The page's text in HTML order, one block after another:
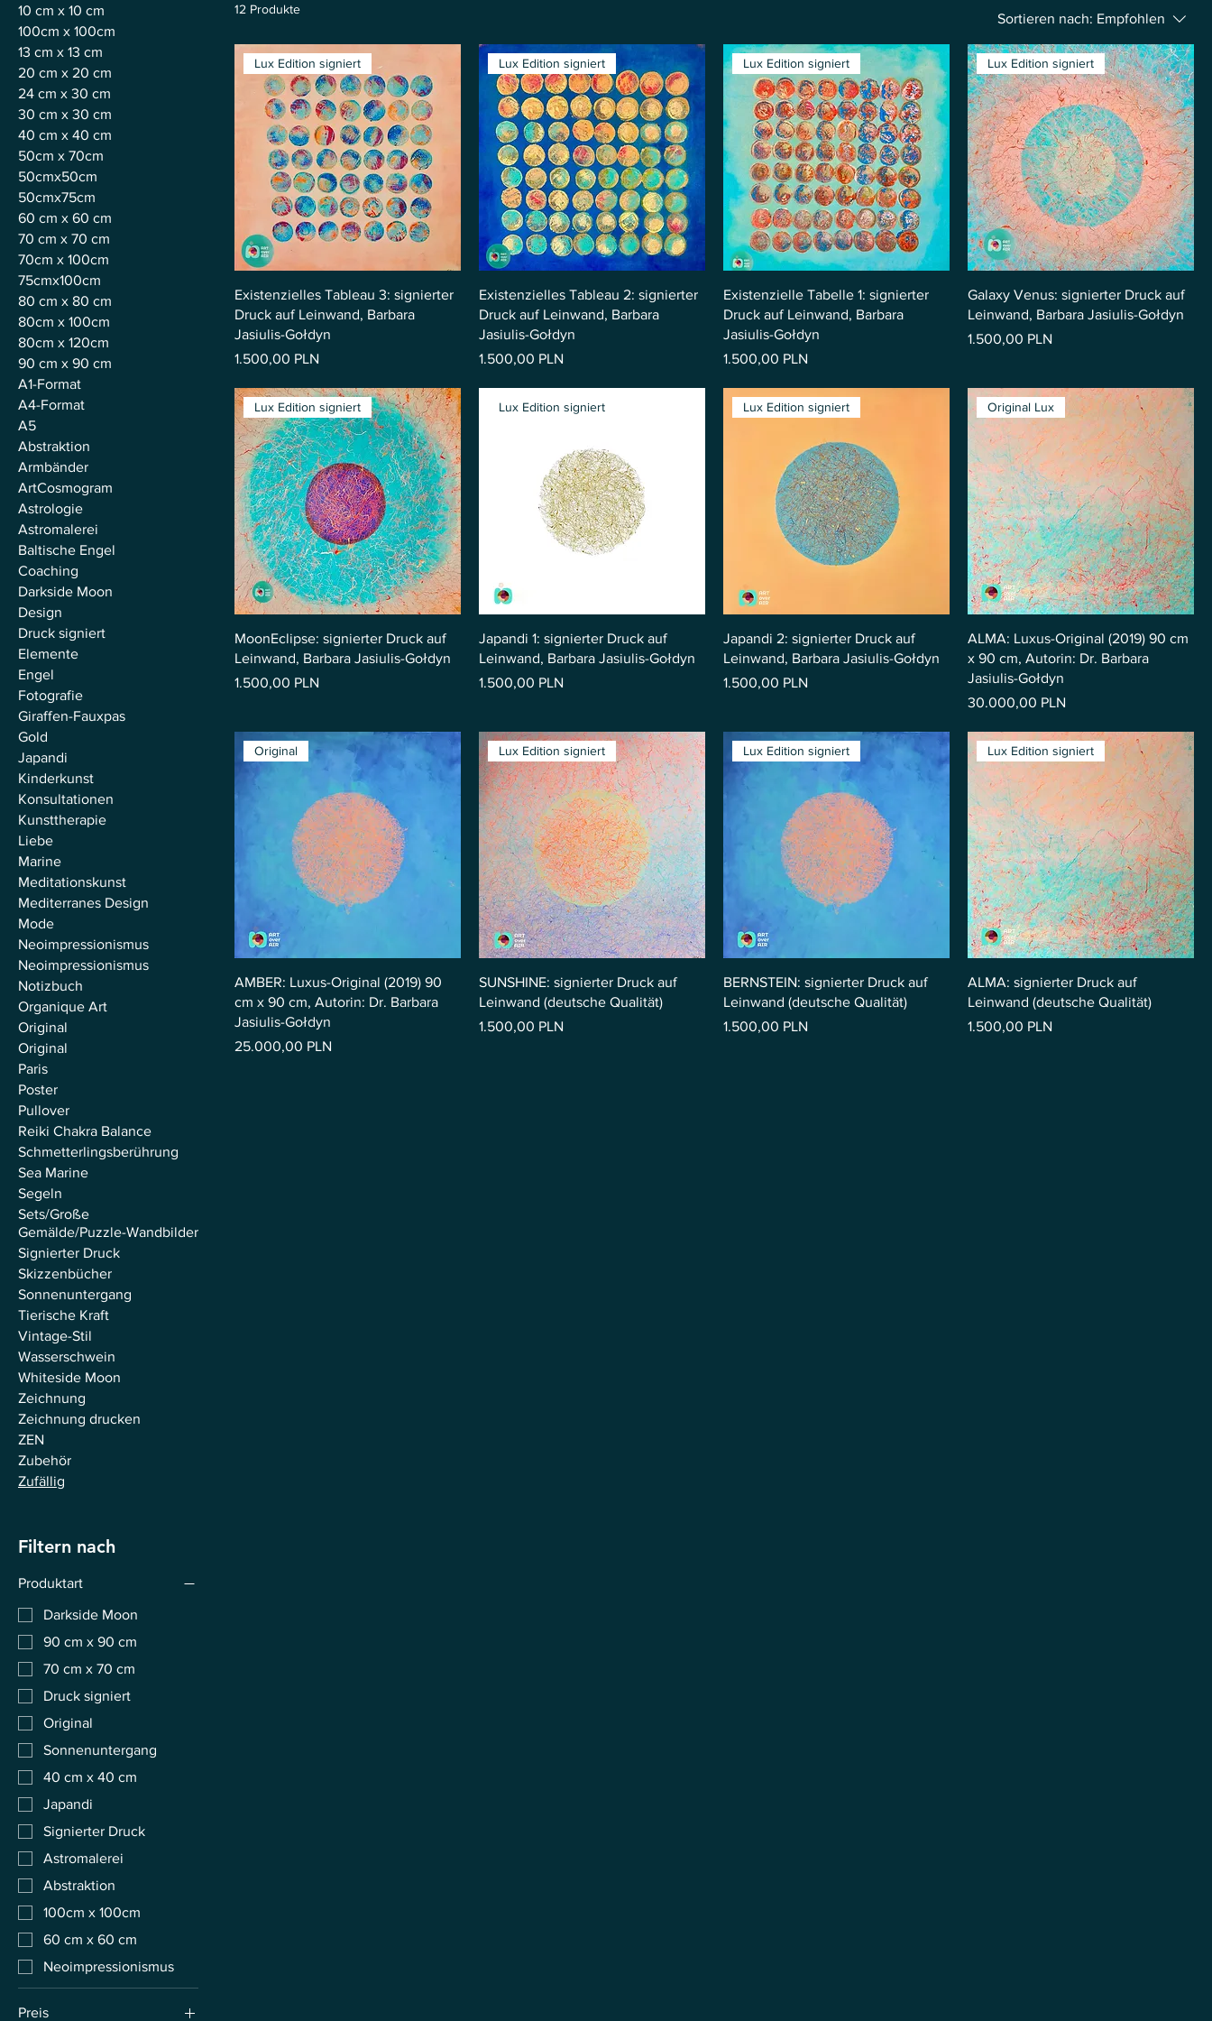
10 cm x 10 cm
100cm x 100cm
13 cm x 13 cm
20 cm x 20 cm
24 cm x 30 cm
30 cm x 30 cm
40 cm x 40 cm
50cm x 70cm
50cmx50cm
50cmx75cm
60 cm x 60 cm
70 cm x 70 cm
70cm x 100cm
75cmx100cm
80 cm x 80 cm
80cm x 100cm
80cm x 120cm
90 cm x 90 cm
A1-Format
A4-Format
A5
Abstraktion
Armbänder
ArtCosmogram
Astrologie
Astromalerei
Baltische Engel
Coaching
Darkside Moon
Design
Druck signiert
Elemente
Engel
Fotografie
Giraffen-Fauxpas
Gold
Japandi
Kinderkunst
Konsultationen
Kunsttherapie
Liebe
Marine
Meditationskunst
Mediterranes Design
Mode
Neoimpressionismus
Neoimpressionismus
Notizbuch
Organique Art
Original
Original
Paris
Poster
Pullover
Reiki Chakra Balance
Schmetterlingsberührung
Sea Marine
Segeln
Sets/Große
Gemälde/Puzzle-Wandbilder
Signierter Druck
Skizzenbücher
Sonnenuntergang
Tierische Kraft
Vintage-Stil
Wasserschwein
Whiteside Moon
Zeichnung
Zeichnung drucken
ZEN
Zubehör
Zufällig
Filtern nach
Produktart
Darkside Moon
90 cm x 90 cm
70 cm x 70 cm
Druck signiert
Original
Sonnenuntergang
40 cm x 40 cm
Japandi
Signierter Druck
Astromalerei
Abstraktion
100cm x 100cm
60 cm x 60 cm
Neoimpressionismus
Preis
12 Produkte
Sortieren nach: Empfohlen
Lux Edition signiert
Existenzielles Tableau 3: signierter
Druck auf Leinwand, Barbara
Jasiulis-Gołdyn
Preis
1.500,00 PLN
Lux Edition signiert
Existenzielles Tableau 2: signierter
Druck auf Leinwand, Barbara
Jasiulis-Gołdyn
Preis
1.500,00 PLN
Lux Edition signiert
Existenzielle Tabelle 1: signierter
Druck auf Leinwand, Barbara
Jasiulis-Gołdyn
Preis
1.500,00 PLN
Lux Edition signiert
Galaxy Venus: signierter Druck auf
Leinwand, Barbara Jasiulis-Gołdyn
Preis
1.500,00 PLN
Lux Edition signiert
MoonEclipse: signierter Druck auf
Leinwand, Barbara Jasiulis-Gołdyn
Preis
1.500,00 PLN
Lux Edition signiert
Japandi 1: signierter Druck auf
Leinwand, Barbara Jasiulis-Gołdyn
Preis
1.500,00 PLN
Lux Edition signiert
Japandi 2: signierter Druck auf
Leinwand, Barbara Jasiulis-Gołdyn
Preis
1.500,00 PLN
Original Lux
ALMA: Luxus-Original (2019) 90 cm
x 90 cm, Autorin: Dr. Barbara
Jasiulis-Gołdyn
Preis
30.000,00 PLN
Original
AMBER: Luxus-Original (2019) 90
cm x 90 cm, Autorin: Dr. Barbara
Jasiulis-Gołdyn
Preis
25.000,00 PLN
Lux Edition signiert
SUNSHINE: signierter Druck auf
Leinwand (deutsche Qualität)
Preis
1.500,00 PLN
Lux Edition signiert
BERNSTEIN: signierter Druck auf
Leinwand (deutsche Qualität)
Preis
1.500,00 PLN
Lux Edition signiert
ALMA: signierter Druck auf
Leinwand (deutsche Qualität)
Preis
1.500,00 PLN